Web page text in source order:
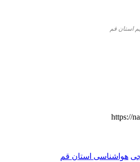
استان قم
https://
هواشناسی استان قم